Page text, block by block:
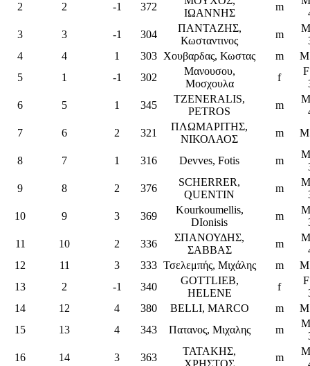
2
2 -1 372
ΙΩΑΝΝΗΣ
m
3
3 -1 304
ΠΑΝΤΑΖΗΣ,
Κωσταντινος
m
4
4 1 303 Χουβαρδας, Κωστας m
5
1 -1 302
Μανουσου,
Μοσχουλα
f
6
5 1 345
TZENERALIS,
PETROS
m
7
6 2 321
ΠΛΩΜΑΡΙΤΗΣ,
ΝΙΚΟΛΑΟΣ
m
8 7 1 316 Devves, Fotis m
9
8 2 376
SCHERRER,
QUENTIN
m
10
9 3 369
Kourkoumellis,
DIonisis
m
11
10 2 336
ΣΠΑΝΟΥΔΗΣ,
ΣΑΒΒΑΣ
m
12
11 3 333 Τσελεμπής, Μιχάλης m
13
2 -1 340
GOTTLIEB,
HELENE
f
14
12 4 380 BELLI, MARCO m
15
13 4 343 Πατανος, Μιχαλης m
16
14 3 363
ΤΑΤΑΚΗΣ,
ΧΡΗΣΤΟΣ
m